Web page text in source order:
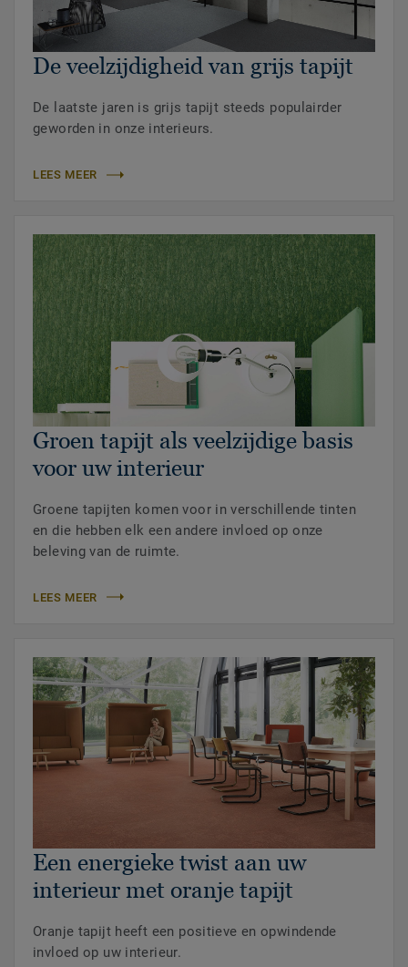
De veelzijdigheid van grijs tapijt
De laatste jaren is grijs tapijt steeds populairder
geworden in onze interieurs.
LEES MEER
Groen tapijt als veelzijdige basis
voor uw interieur
Groene tapijten komen voor in verschillende tinten
en die hebben elk een andere invloed op onze
beleving van de ruimte.
LEES MEER
Een energieke twist aan uw
interieur met oranje tapijt
Oranje tapijt heeft een positieve en opwindende
invloed op uw interieur.